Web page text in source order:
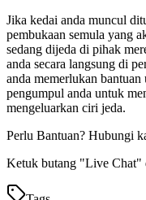
Jika kedai anda muncul
pembukaan semula yang
sedang dijeda di pihak
anda secara langsung di
anda memerlukan
pengumpul anda untuk
mengeluarkan ciri jeda.
Perlu Bantuan? Hubungi
Ketuk butang "Live Chat"